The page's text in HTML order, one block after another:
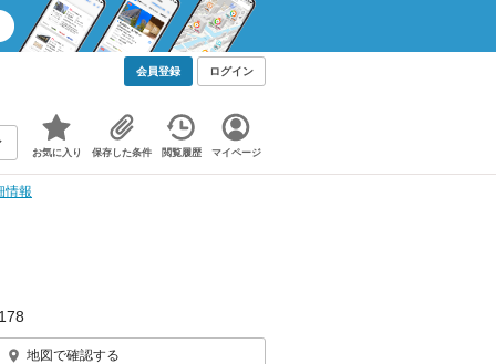
会員登録 ログイン
お気に入り 保存した条件 閲覧履歴 マイページ
情報
地図で確認する